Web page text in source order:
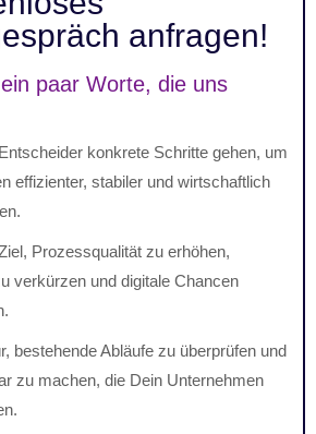
anfragen!
paar Worte, die uns
konkrete Schritte gehen, um
effizienter, stabiler und wirtschaftlich
Prozessqualität zu erhöhen,
verkürzen und digitale Chancen
bestehende Abläufe zu überprüfen und
zu machen, die Dein Unternehmen